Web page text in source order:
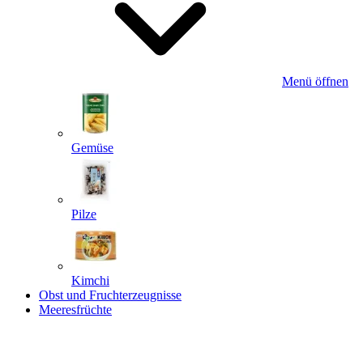
Menü öffnen
Gemüse
Pilze
Kimchi
Obst und Fruchterzeugnisse
Meeresfrüchte